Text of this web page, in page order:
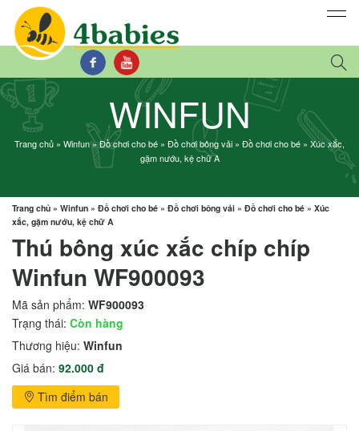
WINFUN
Trang chủ » Winfun»Đồ chơi cho bé » Đồ chơi bông vải » Đồ chơi cho bé » Xúc xắc,
gặm nướu, kệ chữ A
Trang chủ » Winfun » Đồ chơi cho bé » Đồ chơi bông vải » Đồ chơi cho bé » Xúc
xắc, gặm nướu, kệ chữ A
Thú bông xúc xắc chíp chíp
Winfun WF900093
Mã sản phẩm: WF900093
Trạng thái: Còn hàng
Thương hiệu: Winfun
Giá bán: 92.000 đ
Tìm điểm bán